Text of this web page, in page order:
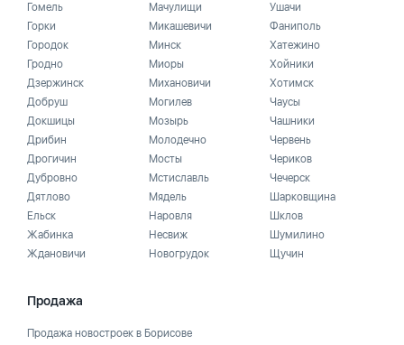
Гомель
Горки
Городок
Гродно
Дзержинск
Добруш
Докшицы
Дрибин
Дрогичин
Дубровно
Дятлово
Ельск
Жабинка
Ждановичи
Мачулищи
Микашевичи
Минск
Миоры
Михановичи
Могилев
Мозырь
Молодечно
Мосты
Мстиславль
Мядель
Наровля
Несвиж
Новогрудок
Ушачи
Фаниполь
Хатежино
Хойники
Хотимск
Чаусы
Чашники
Червень
Чериков
Чечерск
Шарковщина
Шклов
Шумилино
Щучин
Продажа
Продажа новостроек в Борисове